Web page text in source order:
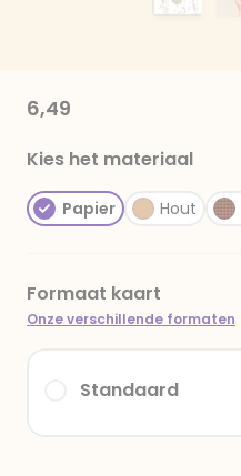
6,49
Kies het materiaal
Papier Hout
Formaat kaart
Onze verschillende formaten
Standaard